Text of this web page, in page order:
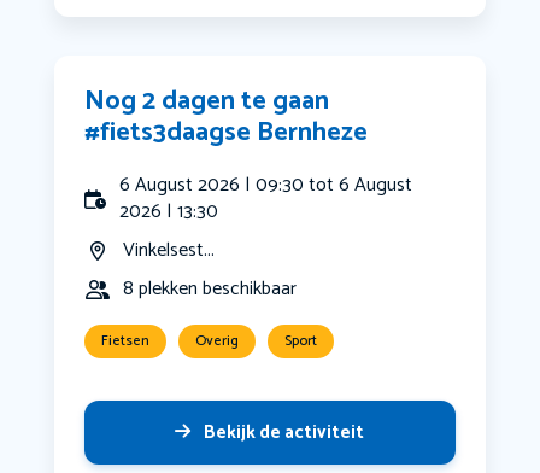
Nog 2 dagen te gaan
#fiets3daagse Bernheze
6 August 2026 | 09:30 tot 6 August
2026 | 13:30
Vinkelsest...
8 plekken beschikbaar
Fietsen Overig Sport
Bekijk de activiteit